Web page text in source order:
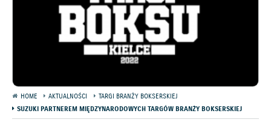
HOME AKTUALNOŚCI
TARGI BRANŻY BOKSERSKIEJ
SUZUKI PARTNEREM MIĘDZYNARODOWYCH TARGÓW BRANŻY BOKSERSKIEJ